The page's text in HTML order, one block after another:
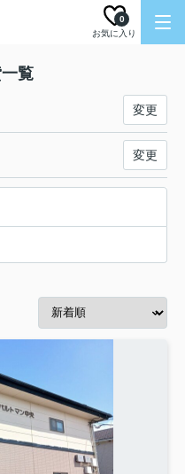
お気に入り
0
覧
変更
変更